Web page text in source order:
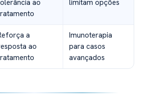
ao
limitam opções
a
ao
Imunoterapia
para casos
avançados